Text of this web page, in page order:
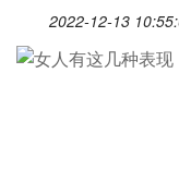
2022-12-13